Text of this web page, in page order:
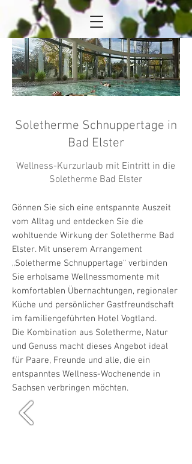
Soletherme Schnuppertage in
Bad Elster
Wellness-Kurzurlaub mit Eintritt in die
Soletherme Bad Elster
Gönnen Sie sich eine entspannte Auszeit
vom Alltag und entdecken Sie die
wohltuende Wirkung der Soletherme Bad
Elster. Mit unserem Arrangement
„Soletherme Schnuppertage“ verbinden
Sie erholsame Wellnessmomente mit
komfortablen Übernachtungen, regionaler
Küche und persönlicher Gastfreundschaft
im familiengeführten Hotel Vogtland.
Die Kombination aus Soletherme, Natur
und Genuss macht dieses Angebot ideal
für Paare, Freunde und alle, die ein
entspanntes Wellness-Wochenende in
Sachsen verbringen möchten.